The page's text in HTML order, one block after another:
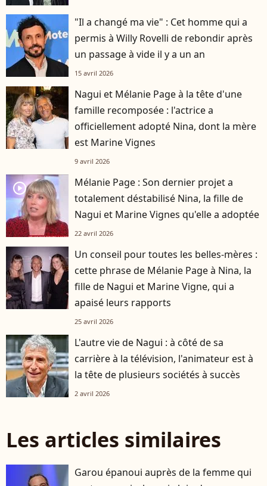
"Il a changé ma vie" : Cet homme qui a
permis à Willy Rovelli de rebondir après
un passage à vide il y a un an
15 avril 2026
Nagui et Mélanie Page à la tête d'une
famille recomposée : l'actrice a
officiellement adopté Nina, dont la mère
est Marine Vignes
9 avril 2026
player2
Mélanie Page : Son dernier projet a
totalement déstabilisé Nina, la fille de
Nagui et Marine Vignes qu'elle a adoptée
22 avril 2026
Un conseil pour toutes les belles-mères :
cette phrase de Mélanie Page à Nina, la
fille de Nagui et Marine Vigne, qui a
apaisé leurs rapports
25 avril 2026
L'autre vie de Nagui : à côté de sa
carrière à la télévision, l'animateur est à
la tête de plusieurs sociétés à succès
2 avril 2026
Les articles similaires
Garou épanoui auprès de la femme qui